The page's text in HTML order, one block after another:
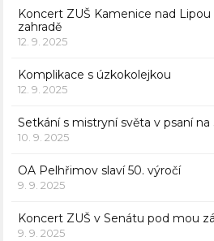
Koncert ZUŠ Kamenice nad Lipou
zahradě
12. 9. 2025
Komplikace s úzkokolejkou
12. 9. 2025
Setkání s mistryní světa v psaní na
10. 9. 2025
OA Pelhřimov slaví 50. výročí
9. 9. 2025
Koncert ZUŠ v Senátu pod mou
9. 9. 2025